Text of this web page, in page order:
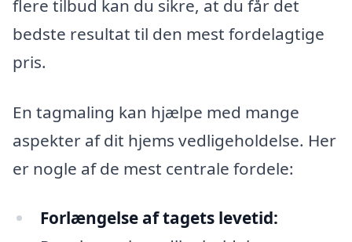
flere tilbud kan du sikre, at du får det
bedste resultat til den mest fordelagtige
pris.
En tagmaling kan hjælpe med mange
aspekter af dit hjems vedligeholdelse. Her
er nogle af de mest centrale fordele:
Forlængelse af tagets levetid: